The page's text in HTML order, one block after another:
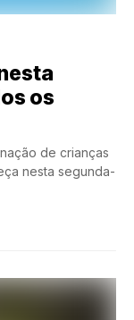
os
de crianças
nesta segunda-